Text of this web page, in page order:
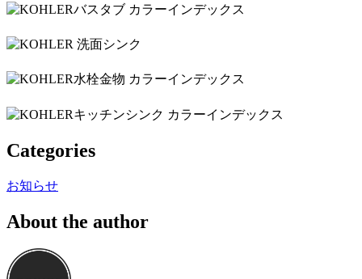
Categories
お知らせ
About the author